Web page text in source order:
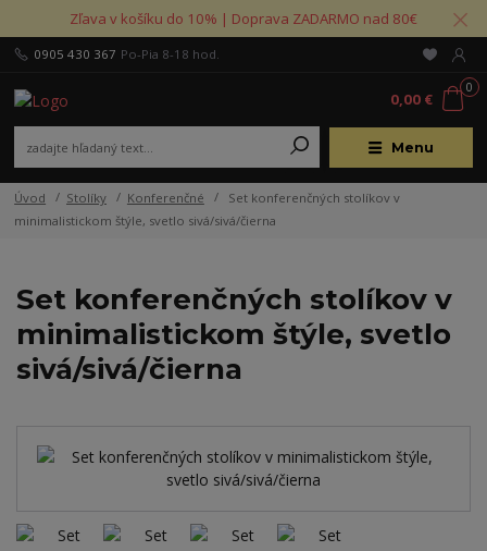
Zľava v košíku do 10% | Doprava ZADARMO nad 80€
Menu
0905 430 367 Po-Pia 8-18 hod.
0
0,00 €
Úvod Stolíky Konferenčné
Set konferenčných stolíkov v
minimalistickom štýle, svetlo sivá/sivá/čierna
Set konferenčných stolíkov v
minimalistickom štýle, svetlo
sivá/sivá/čierna